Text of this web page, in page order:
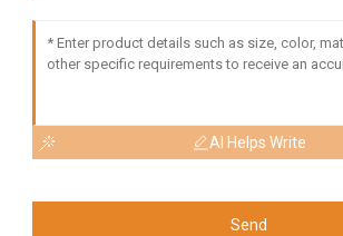
AI Helps Write
Send